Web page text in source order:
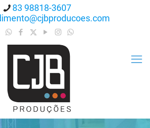
83 98818-3607